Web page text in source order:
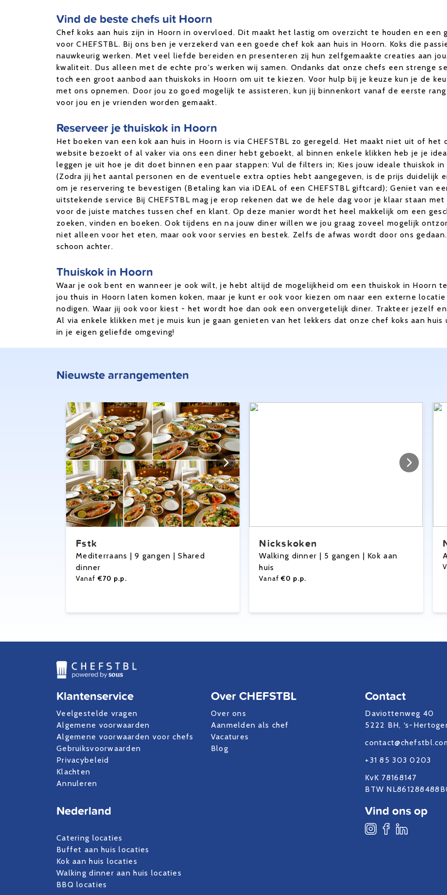
Vind de beste chefs uit Hoorn
Chef koks aan huis zijn in Hoorn in overvloed. Dit maakt het lastig om overzicht te houden en een
voor CHEFSTBL. Bij ons ben je verzekerd van een goede chef kok aan huis in Hoorn. Koks die
nauwkeurig werken. Met veel liefde bereiden en presenteren zij hun zelfgemaakte creaties aan
kwaliteit. Dus alleen met de echte pro's werken wij samen. Ondanks dat onze chefs een strenge
toch een groot aanbod aan thuiskoks in Hoorn om uit te kiezen. Voor hulp bij je keuze kun je de
met ons opnemen. Door jou zo goed mogelijk te assisteren, kun jij binnenkort vanaf de eerste
voor jou en je vrienden worden gemaakt.
Reserveer je thuiskok in Hoorn
Het boeken van een kok aan huis in Hoorn is via CHEFSTBL zo geregeld. Het maakt niet uit of
website bezoekt of al vaker via ons een diner hebt geboekt, al binnen enkele klikken heb je je
leggen je uit hoe je dit doet binnen een paar stappen: Vul de filters in; Kies jouw ideale thuiskok in
(Zodra jij het aantal personen en de eventuele extra opties hebt aangegeven, is de prijs duidelijk
om je reservering te bevestigen (Betaling kan via iDEAL of een CHEFSTBL giftcard); Geniet van
uitstekende service Bij CHEFSTBL mag je erop rekenen dat we de hele dag voor je klaar staan
voor de juiste matches tussen chef en klant. Op deze manier wordt het heel makkelijk om een
zoeken, vinden en boeken. Ook tijdens en na jouw diner willen we jou graag zoveel mogelijk
niet alleen voor het eten, maar ook voor servies en bestek. Zelfs de afwas wordt door ons
schoon achter.
Thuiskok in Hoorn
Waar je ook bent en wanneer je ook wilt, je hebt altijd de mogelijkheid om een thuiskok in Hoorn
jou thuis in Hoorn laten komen koken, maar je kunt er ook voor kiezen om naar een externe
nodigen. Waar jij ook voor kiest - het wordt hoe dan ook een onvergetelijk diner. Trakteer jezelf
Al via enkele klikken met je muis kun je gaan genieten van het lekkers dat onze chef koks aan
in je eigen geliefde omgeving!
Nieuwste arrangementen
Fstk
Mediterraans | 9 gangen | Shared
dinner
Vanaf €70 p.p.
Nickskoken
Walking dinner | 5 gangen | Kok aan
huis
Vanaf€0 p.p.
Klantenservice
Veelgestelde vragen
Algemene voorwaarden
Algemene voorwaarden voor chefs
Gebruiksvoorwaarden
Privacybeleid
Klachten
Annuleren
Over CHEFSTBL
Over ons
Aanmelden als chef
Vacatures
Blog
Contact
Daviottenweg 40
5222 BH, ‘s-
+31 85 303 0203
KvK 78168147
BTW
Nederland
Catering locaties
Buffet aan huis locaties
Kok aan huis locaties
Walking dinner aan huis locaties
BBQ locaties
Vind ons op